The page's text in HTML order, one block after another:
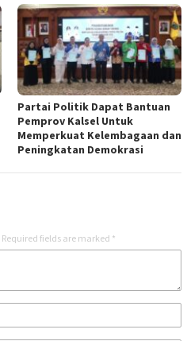
Partai Politik Dapat Bantuan
Pemprov Kalsel Untuk
Memperkuat Kelembagaan dan
Peningkatan Demokrasi
Required fields are marked *